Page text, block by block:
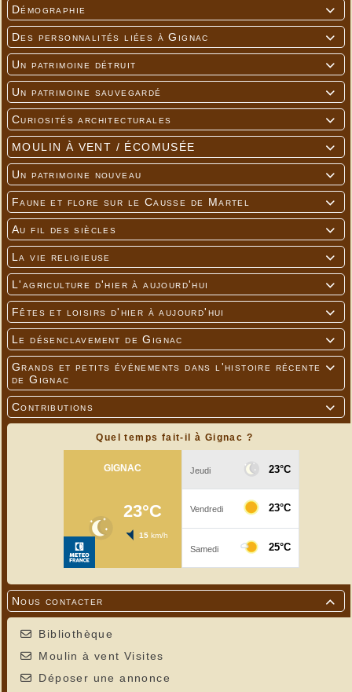

Démographie

Des personnalités liées à Gignac

Un patrimoine détruit

Un patrimoine sauvegardé

Curiosités architecturales

MOULIN À VENT / ÉCOMUSÉE

Un patrimoine nouveau

Faune et flore sur le Causse de Martel

Au fil des siècles

La vie religieuse

L'agriculture d'hier à aujourd'hui

Fêtes et loisirs d'hier à aujourd'hui

Le désenclavement de Gignac

Grands et petits événements dans l'histoire récente
de Gignac

Contributions
Quel temps fait-il à Gignac ?

Nous contacter
Bibliothèque
Moulin à vent Visites
Déposer une annonce